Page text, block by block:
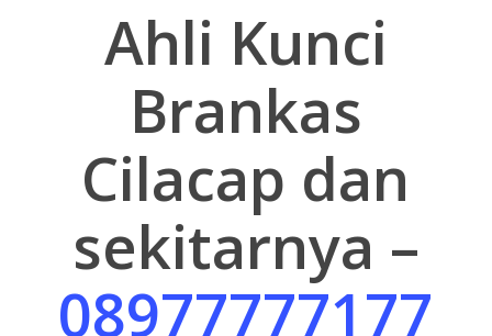
Ahli Kunci
Brankas
Cilacap dan
sekitarnya –
08977777177